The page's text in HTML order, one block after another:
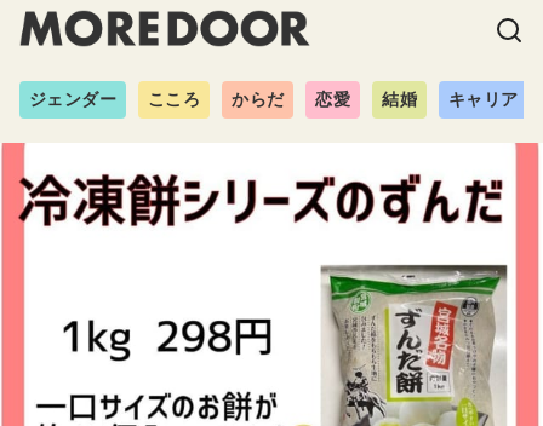
ジェンダー こころ からだ 恋愛 結婚 キャリア